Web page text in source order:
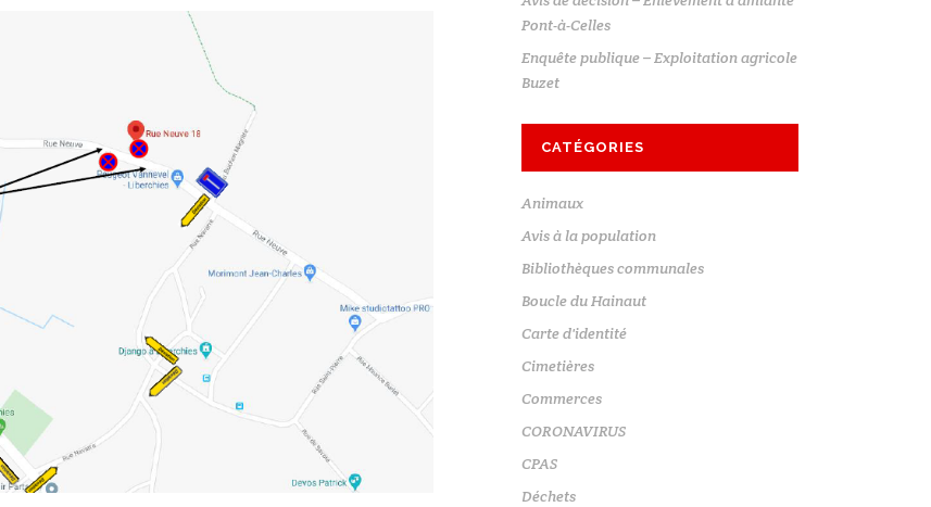
Pont-à-Celles
Enquête publique – Exploitation agricole
Buzet
CATÉGORIES
Animaux
Avis à la population
Bibliothèques communales
Boucle du Hainaut
Carte d'identité
Cimetières
Commerces
CORONAVIRUS
CPAS
Déchets